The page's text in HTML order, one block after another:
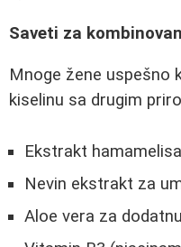
Saveti za
Mnoge žene uspešno
kiselinu sa drugim
Ekstrakt
Nevin ekstrakt za
Aloe vera za